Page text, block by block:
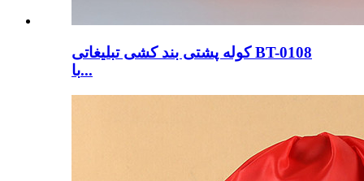
کوله پشتی بند کشی تبلیغاتی BT-0108
با...